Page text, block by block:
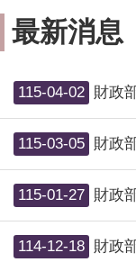
最新消息
115-04-02 財政部
115-03-05 財政部修
115-01-27 財政部修
114-12-18 財政部